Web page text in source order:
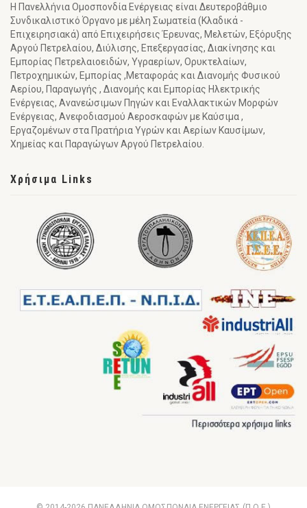
Η Πανελλήνια Ομοσπονδία Ενέργειας είναι Δευτεροβάθμιο
Συνδικαλιστικό Όργανο με μέλη Σωματεία (Κλαδικά -
Επιχειρησιακά) από Επιχειρήσεις Έρευνας, Μελετών, Εξόρυξης
Αργού Πετρελαίου, Διύλισης, Επεξεργασίας, Διακίνησης και
Εμπορίας Πετρελαιοειδών, Υγραερίων, Ορυκτελαίων,
Πετροχημικών, Εμπορίας ,Μεταφοράς και Διανομής Φυσικού
Αερίου, Παραγωγής , Διανομής και Εμπορίας Ηλεκτρικής
Ενέργειας, Ανανεώσιμων Πηγών και Εναλλακτικών Μορφών
Ενέργειας, Ανεφοδιασμού Αεροσκαφών με Καύσιμα ,
Εργαζομένων στα Πρατήρια Υγρών και Αερίων Καυσίμων,
Χημείας και Παραγώγων Αργού Πετρελαίου.
Χρήσιμα Links